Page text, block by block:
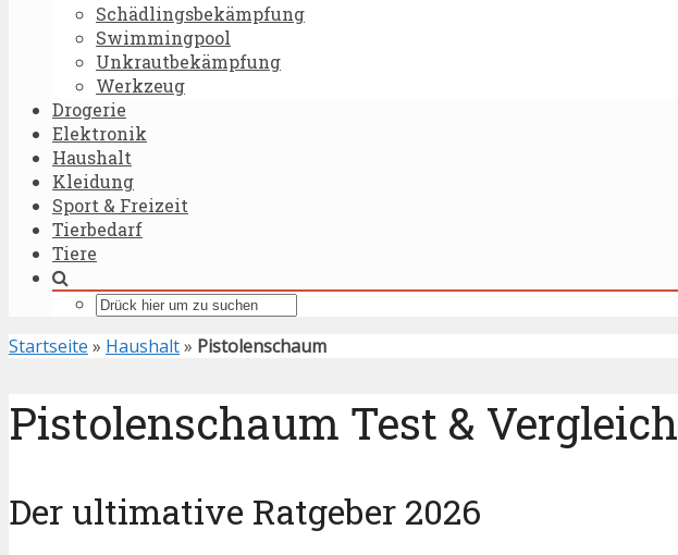
Schädlingsbekämpfung
Swimmingpool
Unkrautbekämpfung
Werkzeug
Drogerie
Elektronik
Haushalt
Kleidung
Sport & Freizeit
Tierbedarf
Tiere
Startseite » Haushalt» Pistolenschaum
Pistolenschaum Test & Vergleich
Der ultimative Ratgeber 2026